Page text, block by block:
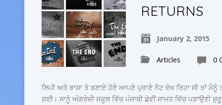
RETURNS
January 2, 2015
Articles 0
ਲਿਪੀ ਅਤੇ ਭਾਸ਼ਾ ਤੇ ਬਣਾਏ ਹੋਏ ਆਪਣੇ ਪੁਰਾਣੇ ਨੋਟ ਦੇਖ ਰਿਹਾ ਸੀ ਤਾਂ
ਗਈ। ਸਾਨੂੰ ਅੰਗਰੇਜ਼ੀ ਸਕੂਲ ਵਿੱਚ ਪੰਜਾਬੀ ਛੇਵੀਂ ਜਾਮਤ ਵਿੱਚ ਪੜਾਉਣੀ ਸ਼ੁਰੂ